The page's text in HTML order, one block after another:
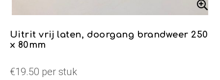
Uitrit vrij laten, doorgang brandweer 250
x 80mm
€19.50 per stuk